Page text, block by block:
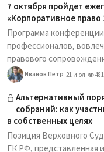
7 октября пройдет
«Корпоративное право
Программа
профессионалов,
правового
Иванов Петр 21 июл 481
Альтернативный
собраний: как
в собственных целях
Позиция Верховного
ГК РФ, представленная